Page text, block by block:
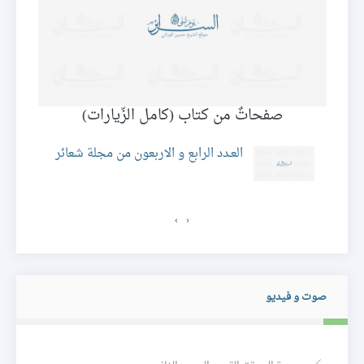
صفحاتٌ من كتاب (كامل الزّيارات)
العـدد الرابع و الاربعون من مجلة شعائر
‹
›
صوت و فيديو